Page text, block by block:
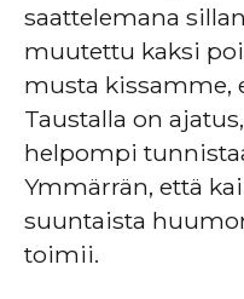
saattelemana
muutettu kaksi
musta kissamme,
Taustalla on
helpompi
Ymmärrän, että
suuntaista
toimii.